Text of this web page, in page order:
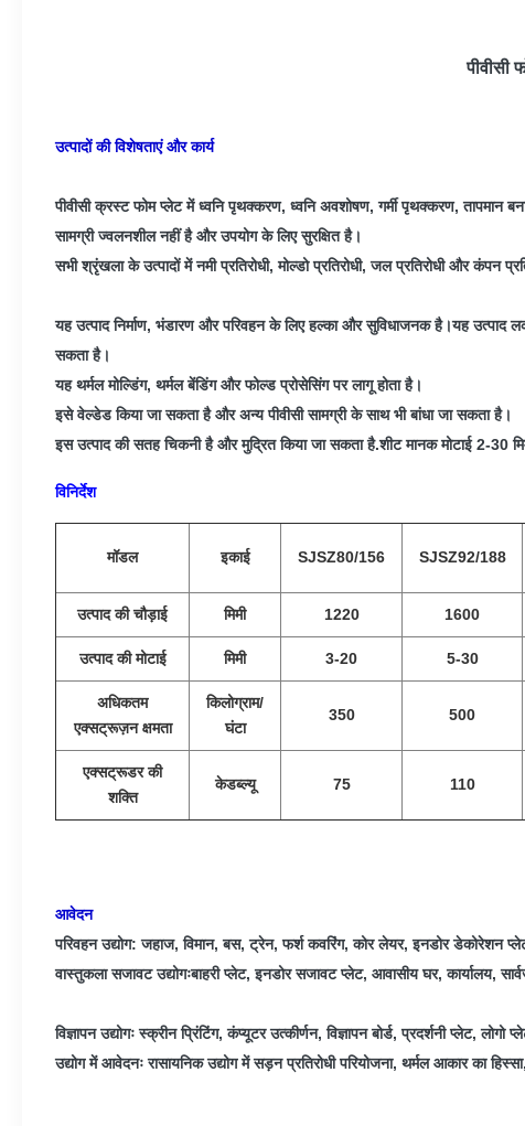
पीवीसी
उत्पादों की विशेषताएं और कार्य
पीवीसी क्रस्ट फोम प्लेट में ध्वनि पृथक्करण, ध्वनि अवशोषण, गर्मी पृथक्करण, तापमान
सामग्री ज्वलनशील नहीं है और उपयोग के लिए सुरक्षित है।
सभी श्रृंखला के उत्पादों में नमी प्रतिरोधी, मोल्डो प्रतिरोधी, जल प्रतिरोधी और कंपन
यह उत्पाद निर्माण, भंडारण और परिवहन के लिए हल्का और सुविधाजनक है।यह उत्पाद
सकता है।
यह थर्मल मोल्डिंग, थर्मल बेंडिंग और फोल्ड प्रोसेसिंग पर लागू होता है।
इसे वेल्डेड किया जा सकता है और अन्य पीवीसी सामग्री के साथ भी बांधा जा सकता है।
इस उत्पाद की सतह चिकनी है और मुद्रित किया जा सकता है.शीट मानक मोटाई 2-30
विनिर्देश
मॉडल इकाई SJSZ80/156 SJSZ92/188
उत्पाद की चौड़ाई मिमी 1220 1600
उत्पाद की मोटाई मिमी 3-20 5-30
अधिकतम
एक्सट्रूज़न क्षमता
किलोग्राम/
घंटा
350 500
एक्सट्रूडर की
शक्ति
केडब्ल्यू 75 110
आवेदन
परिवहन उद्योग: जहाज, विमान, बस, ट्रेन, फर्श कवरिंग, कोर लेयर, इनडोर डेकोरेशन
वास्तुकला सजावट उद्योगःबाहरी प्लेट, इनडोर सजावट प्लेट, आवासीय घर,
विज्ञापन उद्योगः स्क्रीन प्रिंटिंग, कंप्यूटर उत्कीर्णन, विज्ञापन बोर्ड, प्रदर्शनी प्लेट, लोगो
उद्योग में आवेदनः रासायनिक उद्योग में सड़न प्रतिरोधी परियोजना, थर्मल आकार का